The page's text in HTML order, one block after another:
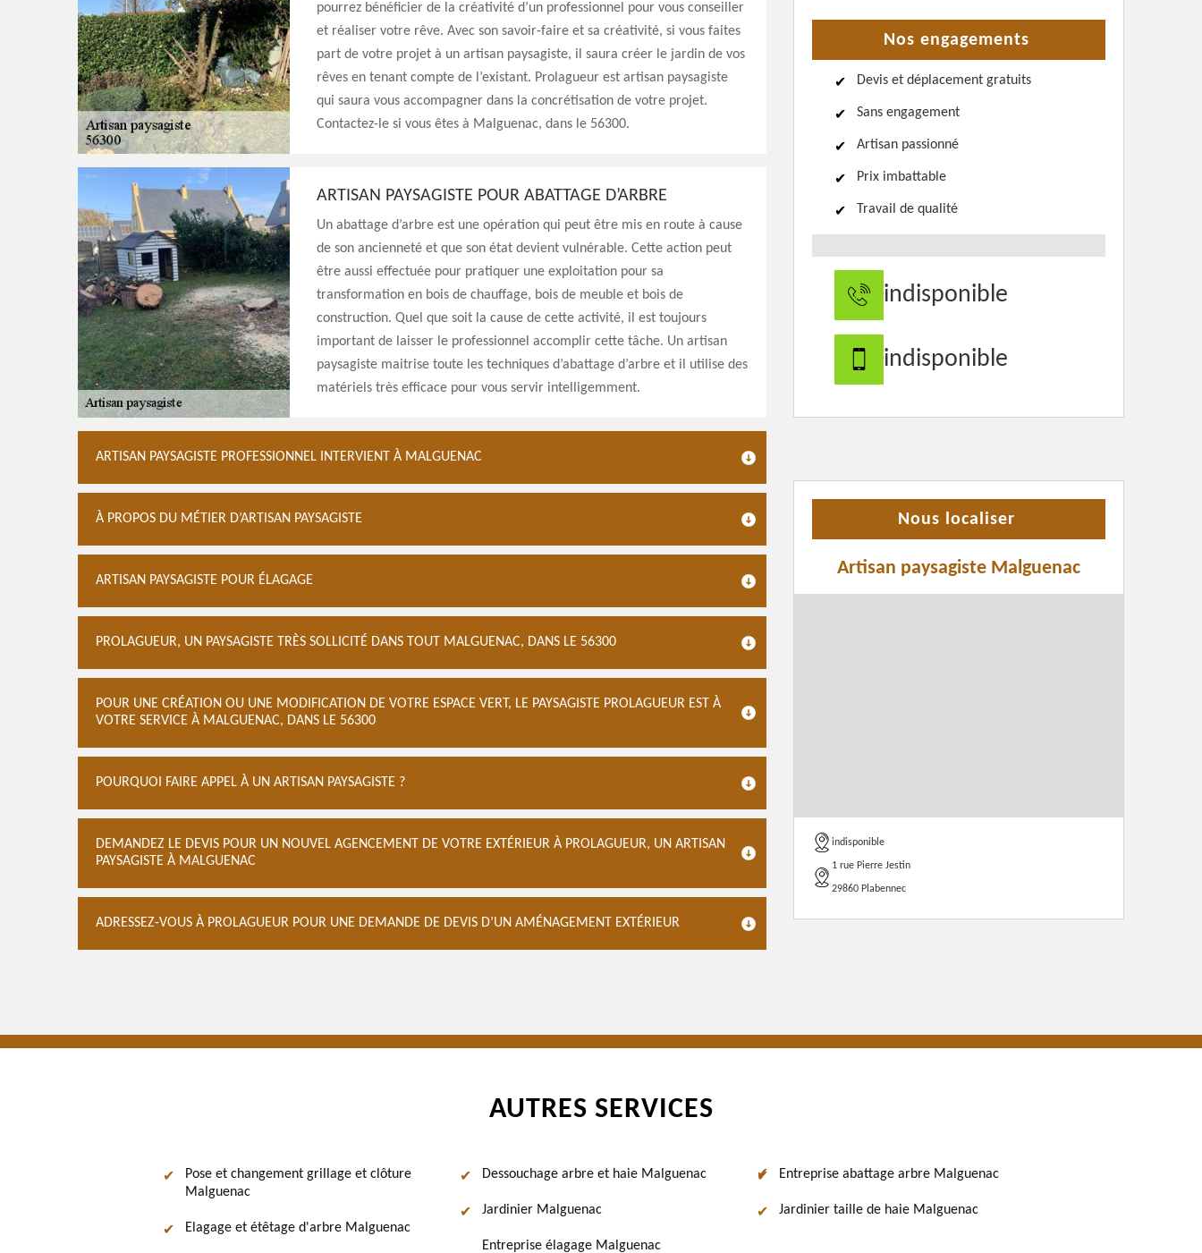
pourrez bénéficier de la créativité d’un professionnel pour vous conseiller
et réaliser votre rêve. Avec son savoir-faire et sa créativité, si vous faites
part de votre projet à un artisan paysagiste, il saura créer le jardin de vos
rêves en tenant compte de l’existant. Prolagueur est artisan paysagiste
qui saura vous accompagner dans la concrétisation de votre projet.
Contactez-le si vous êtes à Malguenac, dans le 56300.
ARTISAN PAYSAGISTE POUR ABATTAGE D’ARBRE
Un abattage d’arbre est une opération qui peut être mis en route à cause
de son ancienneté et que son état devient vulnérable. Cette action peut
être aussi effectuée pour pratiquer une exploitation pour sa
transformation en bois de chauffage, bois de meuble et bois de
construction. Quel que soit la cause de cette activité, il est toujours
important de laisser le professionnel accomplir cette tâche. Un artisan
paysagiste maitrise toute les techniques d’abattage d’arbre et il utilise des
matériels très efficace pour vous servir intelligemment.
ARTISAN PAYSAGISTE PROFESSIONNEL INTERVIENT À MALGUENAC
À PROPOS DU MÉTIER D’ARTISAN PAYSAGISTE
ARTISAN PAYSAGISTE POUR ÉLAGAGE
PROLAGUEUR, UN PAYSAGISTE TRÈS SOLLICITÉ DANS TOUT MALGUENAC, DANS LE 56300
POUR UNE CRÉATION OU UNE MODIFICATION DE VOTRE ESPACE VERT, LE PAYSAGISTE PROLAGUEUR EST À
VOTRE SERVICE À MALGUENAC, DANS LE 56300
POURQUOI FAIRE APPEL À UN ARTISAN PAYSAGISTE ?
DEMANDEZ LE DEVIS POUR UN NOUVEL AGENCEMENT DE VOTRE EXTÉRIEUR À PROLAGUEUR, UN ARTISAN
PAYSAGISTE À MALGUENAC
ADRESSEZ-VOUS À PROLAGUEUR POUR UNE DEMANDE DE DEVIS D’UN AMÉNAGEMENT EXTÉRIEUR
Nos engagements
Devis et déplacement gratuits
Sans engagement
Artisan passionné
Prix imbattable
Travail de qualité
indisponible
indisponible
Nous localiser
Artisan paysagiste Malguenac
indisponible
1 rue Pierre Jestin
29860 Plabennec
AUTRES SERVICES
Pose et changement grillage et clôture
Malguenac
Elagage et étêtage d'arbre Malguenac
Dessouchage arbre et haie Malguenac
Jardinier Malguenac
Entreprise élagage Malguenac
Entreprise abattage arbre Malguenac
Jardinier taille de haie Malguenac